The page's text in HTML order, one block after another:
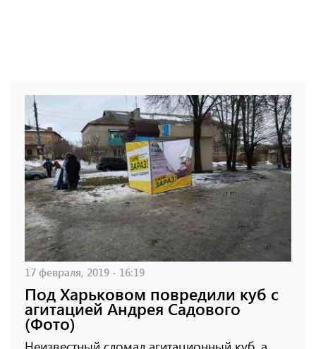
17 февраля, 2019 - 16:19
Под Харьковом повредили куб с
агитацией Андрея Садового
(Фото)